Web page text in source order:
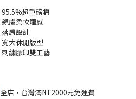
95.5%超重磅棉
親膚柔軟觸感
落肩設計
寬大休閒版型
刺繡膠印雙工藝
全店，台灣滿NT2000元免運費